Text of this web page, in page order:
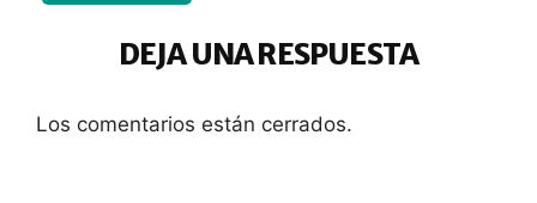
DEJA UNA RESPUESTA
Los comentarios están cerrados.